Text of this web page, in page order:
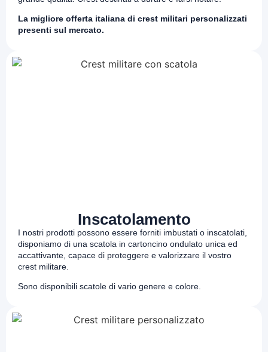
La migliore offerta italiana di crest militari personalizzati
presenti sul mercato.
Inscatolamento
I nostri prodotti possono essere forniti imbustati o inscatolati,
disponiamo di una scatola in cartoncino ondulato unica ed
accattivante, capace di proteggere e valorizzare il vostro
crest militare.
Sono disponibili scatole di vario genere e colore.